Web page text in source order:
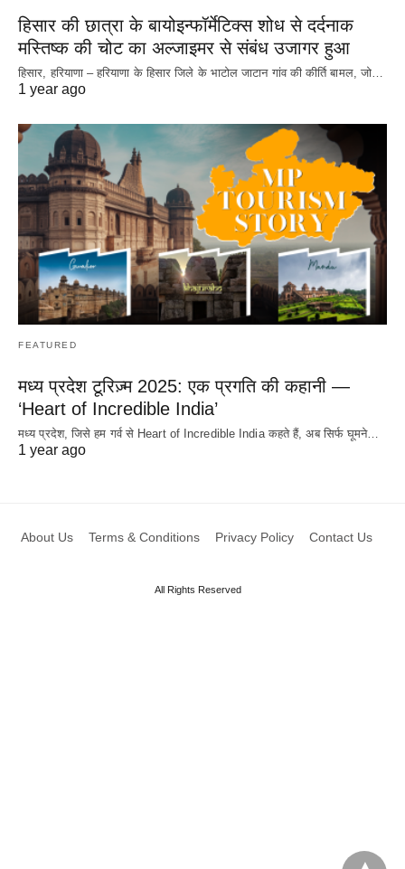
हिसार की छात्रा के बायोइन्फॉर्मेटिक्स शोध से दर्दनाक
मस्तिष्क की चोट का अल्जाइमर से संबंध उजागर हुआ
हिसार, हरियाणा – हरियाणा के हिसार जिले के भाटोल जाटान गांव की कीर्ति बामल, जो…
1 year ago
FEATURED
मध्य प्रदेश टूरिज़्म 2025: एक प्रगति की कहानी —
‘Heart of Incredible India’
मध्य प्रदेश, जिसे हम गर्व से Heart of Incredible India कहते हैं, अब सिर्फ घूमने…
1 year ago
About Us Terms & Conditions Privacy Policy Contact Us
All Rights Reserved